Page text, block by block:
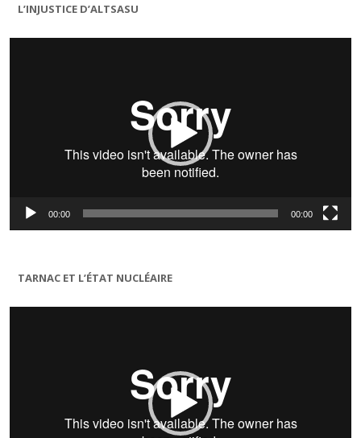
L’INJUSTICE D’ALTSASU
Lecteur
00:00 00:00
TARNAC ET L’ÉTAT NUCLÉAIRE
Lecteur